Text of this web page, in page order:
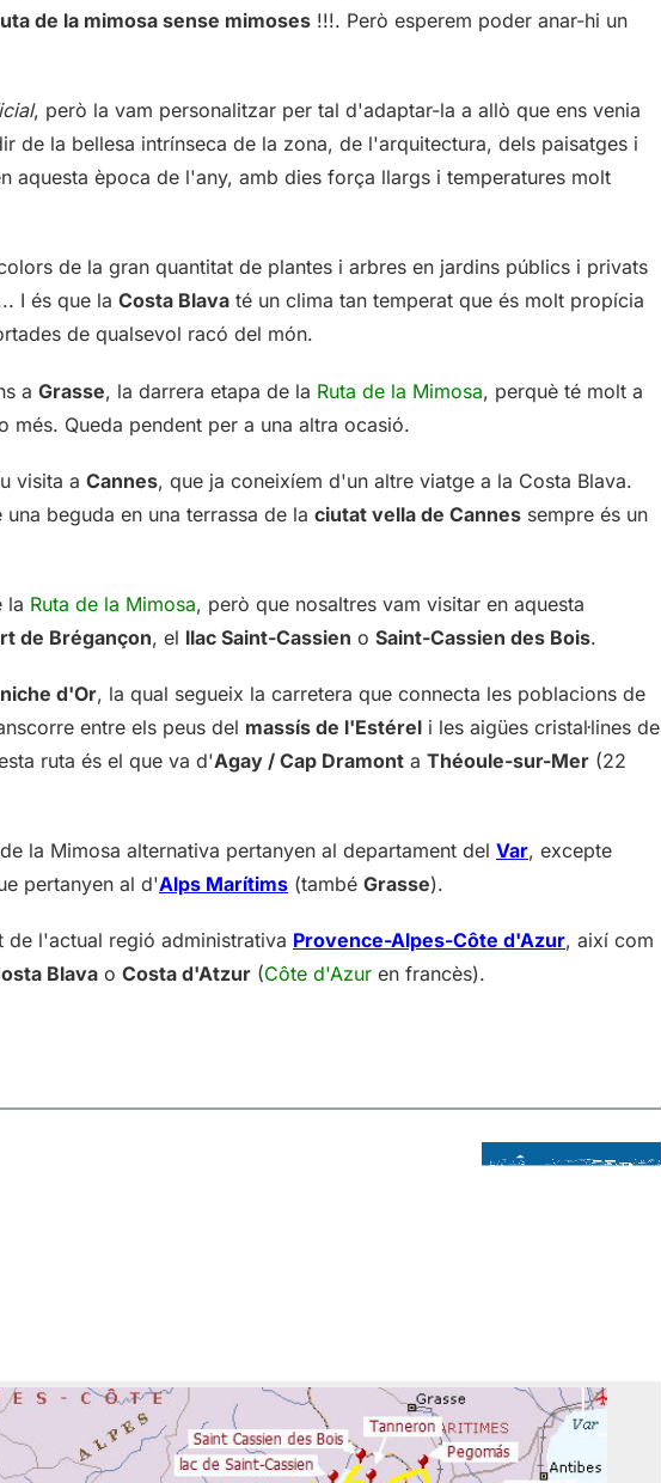
de la mimosa sense mimoses !!!. Però esperem poder anar-hi un
, però la vam personalitzar per tal d'adaptar-la a allò que ens venia
de la bellesa intrínseca de la zona, de l'arquitectura, dels paisatges i
aquesta època de l'any, amb dies força llargs i temperatures molt
de la gran quantitat de plantes i arbres en jardins públics i privats
I és que la Costa Blava té un clima tan temperat que és molt propícia
de qualsevol racó del món.
a Grasse, la darrera etapa de la Ruta de la Mimosa, perquè té molt a
Queda pendent per a una altra ocasió.
visita a Cannes, que ja coneixíem d'un altre viatge a la Costa Blava.
beguda en una terrassa de la ciutat vella de Cannes sempre és un
la Ruta de la Mimosa, però que nosaltres vam visitar en aquesta
de Brégançon, el llac Saint-Cassien o Saint-Cassien des Bois.
d'Or, la qual segueix la carretera que connecta les poblacions de
entre els peus del massís de l'Estérel i les aigües cristal·lines de
ruta és el que va d'Agay / Cap Dramont a Théoule-sur-Mer (22
la Mimosa alternativa pertanyen al departament del Var, excepte
pertanyen al d'Alps Marítims (també Grasse).
de l'actual regió administrativa Provence-Alpes-Côte d'Azur, així com
Blava o Costa d'Atzur (Côte d'Azur en francès).